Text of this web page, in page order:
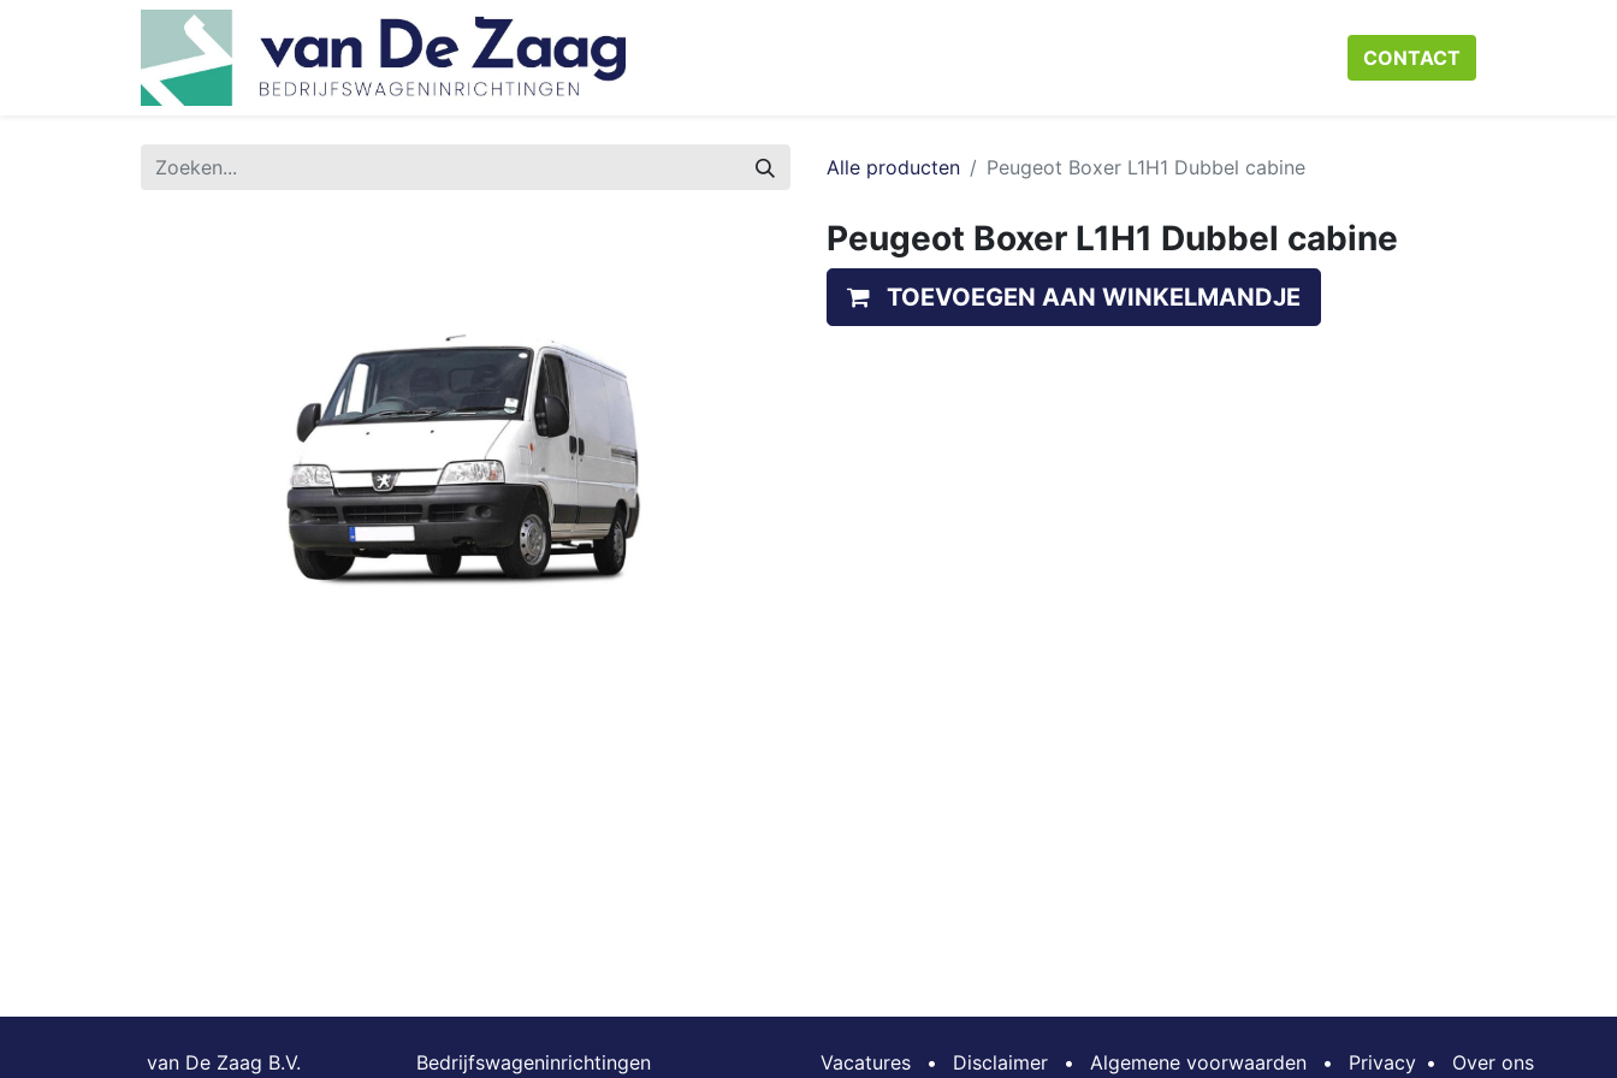
Neem contact op met ons Webshop
CONTACT​​​​
Alle producten Peugeot Boxer L1H1 Dubbel cabine
Peugeot Boxer L1H1 Dubbel cabine
TOEVOEGEN AAN WINKELMANDJE
Bedrijfswageninrichtingen
van De Zaag B.V. Vacatures • Disclaimer • Algemene voorwaarden • Privacy • Over ons